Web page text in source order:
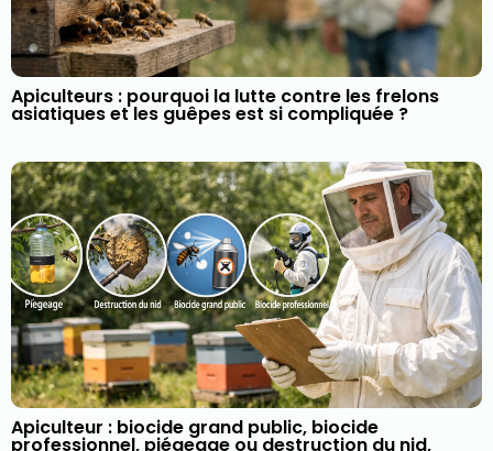
Apiculteurs : pourquoi la lutte contre les frelons
asiatiques et les guêpes est si compliquée ?
Apiculteur : biocide grand public, biocide
professionnel, piégeage ou destruction du nid,